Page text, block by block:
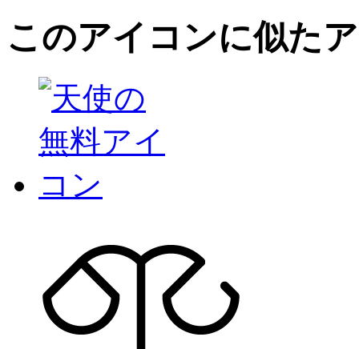
このアイコンに似た